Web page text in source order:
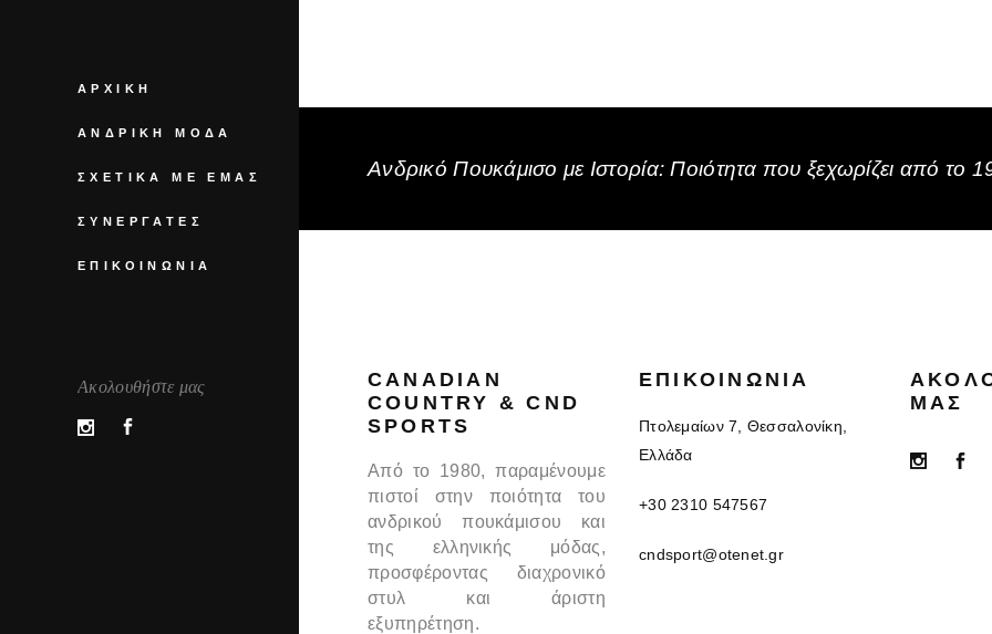
ΑΡΧΙΚΉ
ΑΝΔΡΙΚΉ ΜΌΔΑ
ΣΧΕΤΙΚΆ ΜΕ ΕΜΆΣ
ΣΥΝΕΡΓΆΤΕΣ
ΕΠΙΚΟΙΝΩΝΊΑ
Ακολουθήστε μας
Ανδρικό Πουκάμισο με Ιστορία: Ποιότητα που ξεχωρίζει από το
CANADIAN
COUNTRY & CND
SPORTS
Από το 1980, παραμένουμε
πιστοί στην ποιότητα του
ανδρικού πουκάμισου και
της ελληνικής μόδας,
προσφέροντας διαχρονικό
στυλ και άριστη
εξυπηρέτηση.
ΕΠΙΚΟΙΝΩΝΊΑ
Πτολεμαίων 7, Θεσσαλονίκη,
Ελλάδα
+30 2310 547567
cndsport@otenet.gr
ΜΑΣ